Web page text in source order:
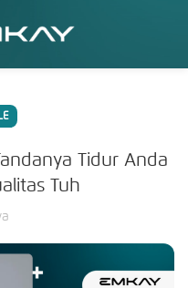
Tidur Anda
Tuh